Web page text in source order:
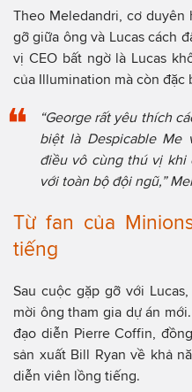
Theo Meledandri, cơ
gỡ giữa ông và Lucas cách
vị CEO bất ngờ là Lucas
của Illumination mà còn đặc
“George rất yêu thích
biệt là Despicable Me
điều vô cùng thú vị khi
với toàn bộ đội ngũ,”
Từ fan của
tiếng
Sau cuộc gặp gỡ với
mời ông tham gia dự án
đạo diễn Pierre Coffin,
sản xuất Bill Ryan về khả
diễn viên lồng tiếng.